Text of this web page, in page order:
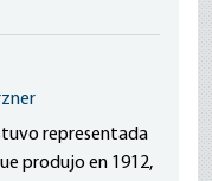
representada
produjo en 1912,